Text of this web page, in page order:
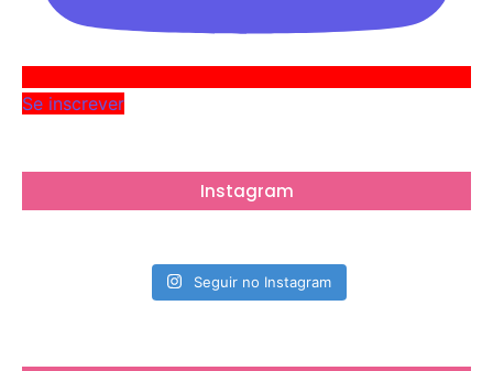
Se inscrever
Instagram
Seguir no Instagram